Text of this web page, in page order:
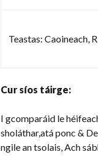
Teastas: Caoineach,
Cur síos táirge:
I gcomparáid le
sholáthar,atá ponc &
ngile an tsolais, Ach